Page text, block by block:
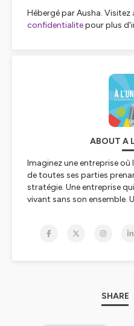
Hébergé par Ausha. Visitez
confidentialitepour plus
ABOUT A
Imaginez une entreprise
de toutes ses parties
stratégie. Une entreprise
vivant sans son ensemble.
au sein de laquelle les
Découvrez les podcasts de
organisme de logement
SHARE